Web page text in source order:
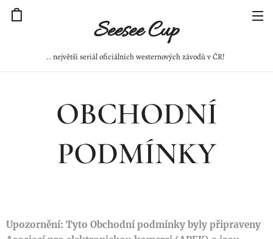
Seesee Cup
.. největší seriál oficiálních westernových závodů v ČR!
OBCHODNÍ
PODMÍNKY
Upozornění: Tyto Obchodní podmínky byly připraveny